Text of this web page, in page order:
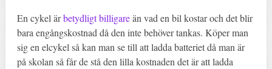
En cykel ärbetydligt billigareän vad en bil kostar och det blir
bara engångskostnad då den inte behöver tankas. Köper man
sig en elcykel så kan man se till att ladda batteriet då man är
på skolan så får de stå den lilla kostnaden det är att ladda